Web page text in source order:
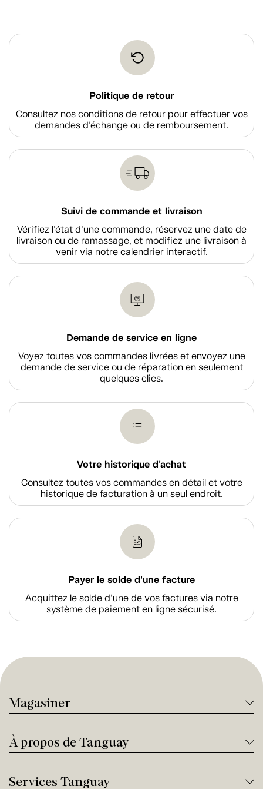
Politique de retour
Consultez nos conditions de retour pour effectuer vos
demandes d'échange ou de remboursement.
Suivi de commande et livraison
Vérifiez l'état d'une commande, réservez une date de
livraison ou de ramassage, et modifiez une livraison à
venir via notre calendrier interactif.
Demande de service en ligne
Voyez toutes vos commandes livrées et envoyez une
demande de service ou de réparation en seulement
quelques clics.
Votre historique d'achat
Consultez toutes vos commandes en détail et votre
historique de facturation à un seul endroit.
Payer le solde d'une facture
Acquittez le solde d’une de vos factures via notre
système de paiement en ligne sécurisé.
Magasiner
À propos de Tanguay
Services Tanguay